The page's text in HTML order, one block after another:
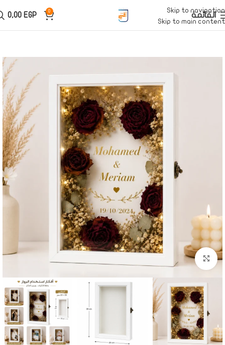
Skip to navigation
Skip to main content
القائمة 0
0,00 EGP
Click to enlarge